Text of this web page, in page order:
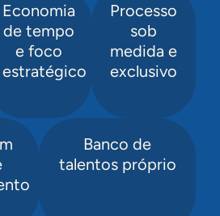
Economia
de tempo
e foco
estratégico
Processo
sob
medida e
exclusivo
Banco de
talentos próprio